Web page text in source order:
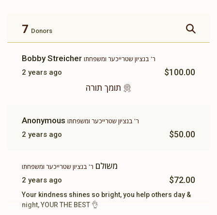
7 Donors
Bobby Streicher ר' בנציון שטרייכער ומשפחתו
2 years ago
$100.00
תומך תורה
Anonymous ר' בנציון שטרייכער ומשפחתו
2 years ago
$50.00
משולם ר' בנציון שטרייכער ומשפחתו
2 years ago
$72.00
Your kindness shines so bright, you help others day &
night, YOUR THE BEST 👌